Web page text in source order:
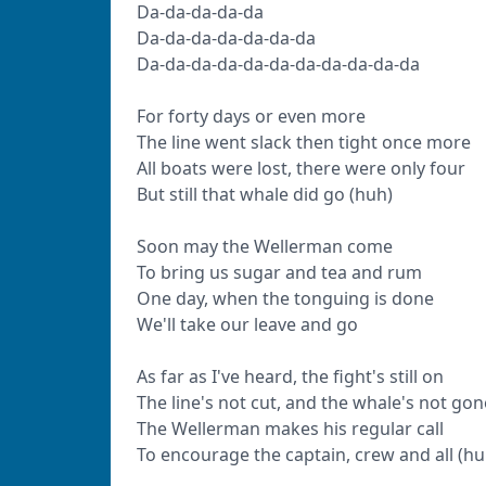
Da-da-da-da-da
Da-da-da-da-da-da-da
Da-da-da-da-da-da-da-da-da-da-da
For forty days or even more
The line went slack then tight once more
All boats were lost, there were only four
But still that whale did go (huh)
Soon may the Wellerman come
To bring us sugar and tea and rum
One day, when the tonguing is done
We'll take our leave and go
As far as I've heard, the fight's still on
The line's not cut, and the whale's not
The Wellerman makes his regular call
To encourage the captain, crew and all